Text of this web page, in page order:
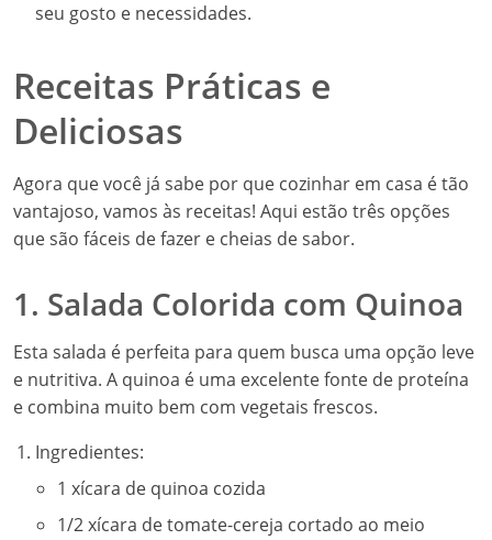
seu gosto e necessidades.
Receitas Práticas e
Deliciosas
Agora que você já sabe por que cozinhar em casa é tão
vantajoso, vamos às receitas! Aqui estão três opções
que são fáceis de fazer e cheias de sabor.
1. Salada Colorida com Quinoa
Esta salada é perfeita para quem busca uma opção leve
e nutritiva. A quinoa é uma excelente fonte de proteína
e combina muito bem com vegetais frescos.
Ingredientes:
1 xícara de quinoa cozida
1/2 xícara de tomate-cereja cortado ao meio